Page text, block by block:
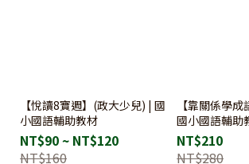
【悅讀8寶週】(政大少兒) | 國
小國語輔助教材
NT$90 ~ NT$120
NT$160
【靠關係學
國小國語輔助
NT$210
NT$280